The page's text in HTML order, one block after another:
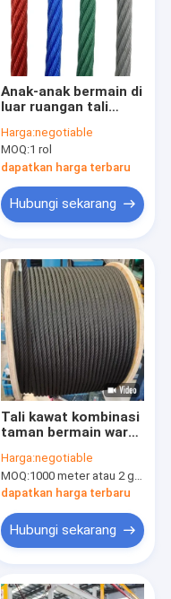
Anak-anak bermain di
luar ruangan tali
taman bermain
polyester kombinasi
tali + FC
Harga:negotiable
MOQ:1 rol
dapatkan harga terbaru
Hubungi sekarang
Tali kawat kombinasi
taman bermain warna
dengan ketahanan UV
tinggi
Harga:negotiable
MOQ:1000 meter atau 2 gulungan
dapatkan harga terbaru
Hubungi sekarang